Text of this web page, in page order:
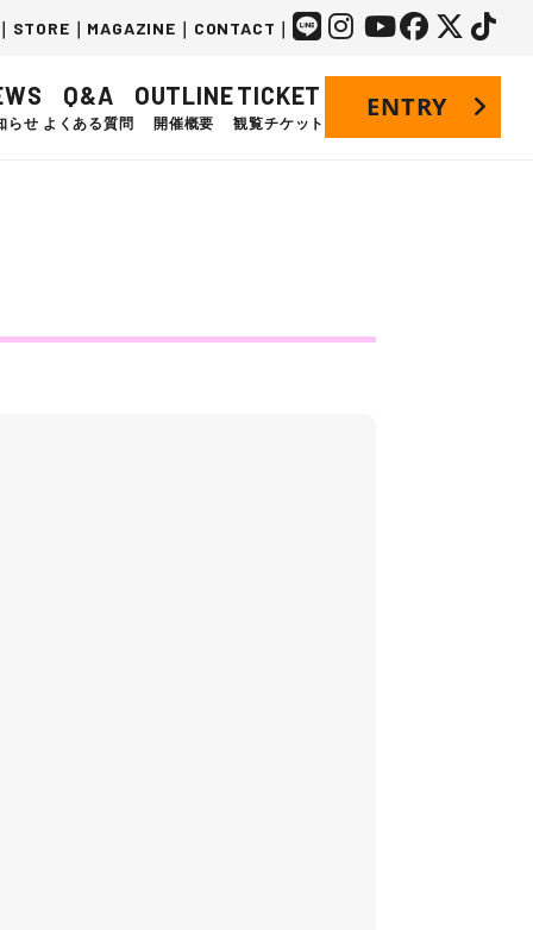
STORE ｜ MAGAZINE ｜ CONTACT ｜
らせ
Q&A
よくある質問
OUTLINE
開催概要
TICKET
観覧チケット
ENTRY